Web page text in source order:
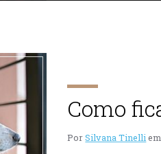
Como
PorSilvana Tinelli em